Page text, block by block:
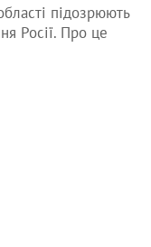
підозрюють
Росії. Про це